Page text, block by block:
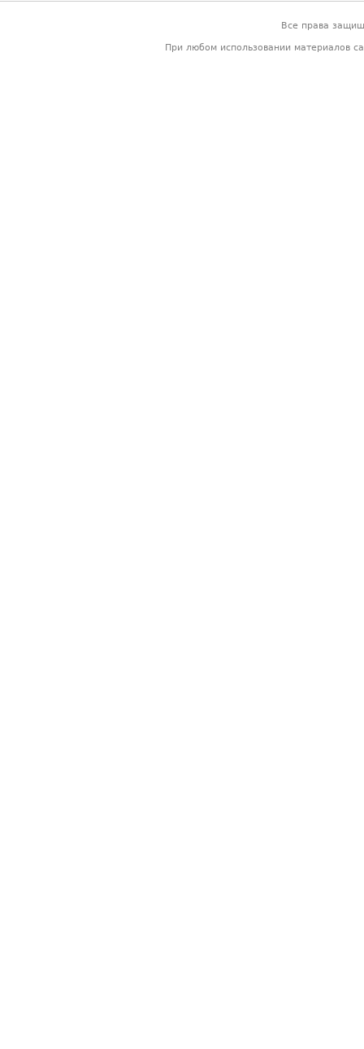
Все права
При любом использовании материалов